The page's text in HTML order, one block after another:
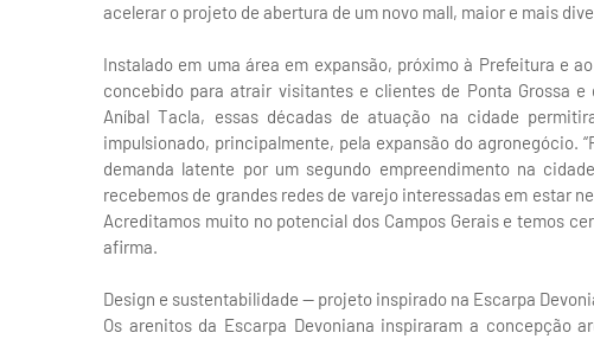
acelerar o projeto de abertura de um novo mall, maior e mais
Instalado em uma área em expansão, próximo à Prefeitura e
concebido para atrair visitantes e clientes de Ponta Grossa
Aníbal Tacla, essas décadas de atuação na cidade
impulsionado, principalmente, pela expansão do agronegócio.
demanda latente por um segundo empreendimento na
recebemos de grandes redes de varejo interessadas em estar
Acreditamos muito no potencial dos Campos Gerais e temos
afirma.
Design e sustentabilidade — projeto inspirado na Escarpa
Os arenitos da Escarpa Devoniana inspiraram a concepção